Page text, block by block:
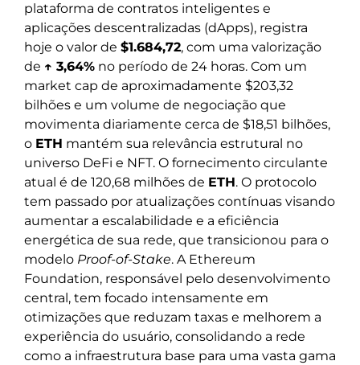
plataforma de contratos inteligentes e
aplicações descentralizadas (dApps), registra
hoje o valor de $1.684,72, com uma valorização
de ↑ 3,64% no período de 24 horas. Com um
market cap de aproximadamente $203,32
bilhões e um volume de negociação que
movimenta diariamente cerca de $18,51 bilhões,
o ETH mantém sua relevância estrutural no
universo DeFi e NFT. O fornecimento circulante
atual é de 120,68 milhões de ETH. O protocolo
tem passado por atualizações contínuas visando
aumentar a escalabilidade e a eficiência
energética de sua rede, que transicionou para o
modelo Proof-of-Stake. A Ethereum
Foundation, responsável pelo desenvolvimento
central, tem focado intensamente em
otimizações que reduzam taxas e melhorem a
experiência do usuário, consolidando a rede
como a infraestrutura base para uma vasta gama